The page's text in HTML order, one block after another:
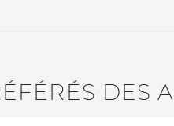
DES